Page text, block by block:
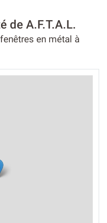
de A.F.T.A.L.
en métal à